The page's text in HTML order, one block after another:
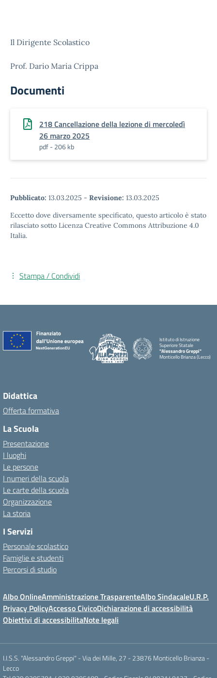
Il Dirigente Scolastico
Prof. Dario Maria Crippa
Documenti
218 Cancellazione della lezione di mercoledì
26 marzo 2025
pdf - 206 kb
Pubblicato: 13.03.2025 - Revisione: 13.03.2025
Eccetto dove diversamente specificato, questo articolo è stato
rilasciato sotto Licenza Creative Commons Attribuzione 4.0
Italia.
Stampa / Condividi
Istituto di Istruzione
Superiore Statale
"Alessandro Greppi"
Monticello Brianza (Lecco)
Didattica
Offerta formativa
La Scuola
Presentazione
I luoghi
Le persone
I numeri della scuola
Le carte della scuola
Organizzazione
La storia
I Servizi
Personale scolastico
Famiglie e studenti
Percorsi di studio
Albo OnlineAmministrazione TrasparenteAlbo SindacaleU.R.P.
Privacy PolicyAccesso CivicoDichiarazione di accessibilità
Obiettivi di accessibilitaNote legali
I.I.S.S. "Alessandro Greppi" - Via dei Mille, 27 - 23876 Monticello Brianza -
Lecco